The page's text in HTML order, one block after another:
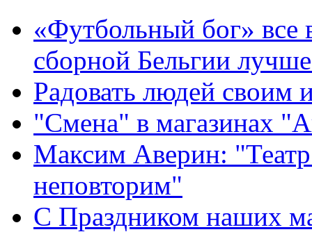
«Футбольный бог» все
сборной Бельгии
Радовать людей своим
"Смена" в магазинах
Максим Аверин:
неповторим"
С Праздником наших